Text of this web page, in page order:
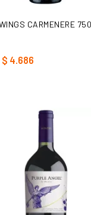
AÑADIR AL CARRITO
CARMENERE
$ 4.686